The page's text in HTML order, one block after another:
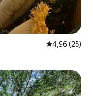
Évaluation
4,96 (25)